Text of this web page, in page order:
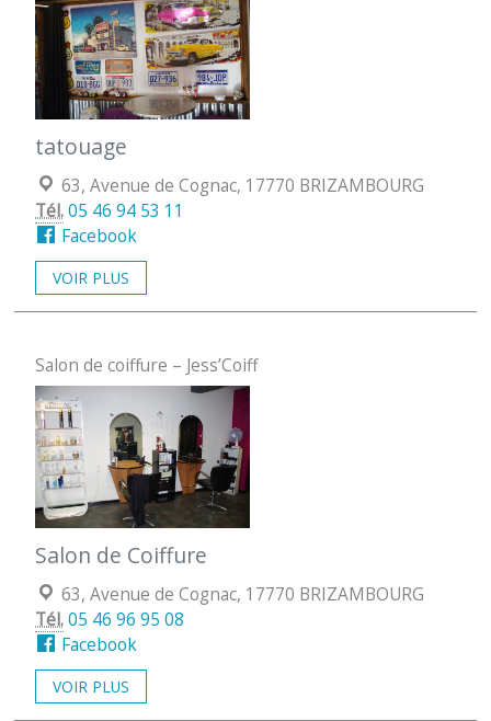
tatouage
Localisation :
63, Avenue de Cognac, 17770 BRIZAMBOURG
Tél.05 46 94 53 11
Facebook
VOIR PLUS
Salon de coiffure – Jess’Coiff
Salon de Coiffure
Localisation :
63, Avenue de Cognac, 17770 BRIZAMBOURG
Tél.05 46 96 95 08
Facebook
VOIR PLUS